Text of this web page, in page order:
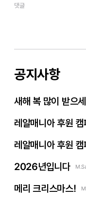
댓글
공지사항
새해 복 많이 받으
레알매니아 후원
레알매니아 후원
2026년입니다
메리 크리스마스!